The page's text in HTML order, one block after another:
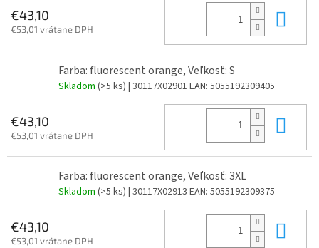
€43,10
€53,01 vrátane DPH
Farba: fluorescent orange, Veľkosť: S
Skladom (>5 ks) | 30117X02901 EAN: 5055192309405
€43,10
€53,01 vrátane DPH
Farba: fluorescent orange, Veľkosť: 3XL
Skladom (>5 ks) | 30117X02913 EAN: 5055192309375
€43,10
€53,01 vrátane DPH